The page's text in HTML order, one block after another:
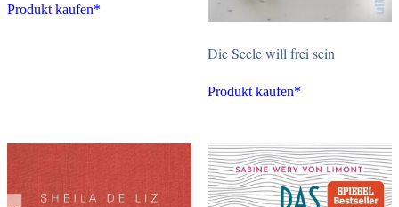
Produkt kaufen*
Die Seele will frei sein
Produkt kaufen*